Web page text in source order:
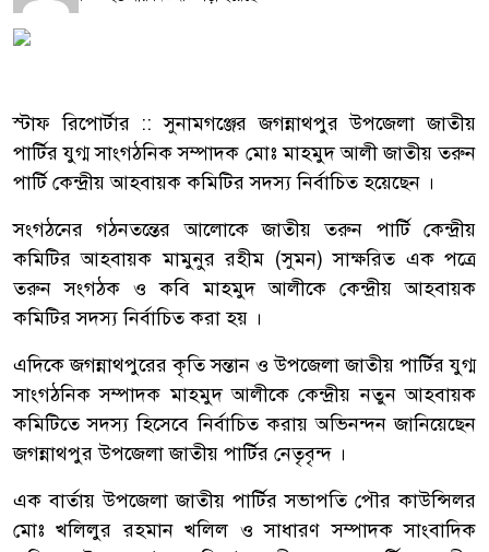
স্টাফ রিপোর্টার :: সুনামগঞ্জের জগন্নাথপুর উপজেলা জাতীয়
পার্টির যুগ্ম সাংগঠনিক সম্পাদক মোঃ মাহমুদ আলী জাতীয় তরুন
পার্টি কেন্দ্রীয় আহবায়ক কমিটির সদস্য নির্বাচিত হয়েছেন ।
সংগঠনের গঠনতন্তের আলোকে জাতীয় তরুন পার্টি কেন্দ্রীয়
কমিটির আহবায়ক মামুনুর রহীম (সুমন) সাক্ষরিত এক পত্রে
তরুন সংগঠক ও কবি মাহমুদ আলীকে কেন্দ্রীয় আহবায়ক
কমিটির সদস্য নির্বাচিত করা হয় ।
এদিকে জগন্নাথপুরের কৃতি সন্তান ও উপজেলা জাতীয় পার্টির যুগ্ম
সাংগঠনিক সম্পাদক মাহমুদ আলীকে কেন্দ্রীয় নতুন আহবায়ক
কমিটিতে সদস্য হিসেবে নির্বাচিত করায় অভিনন্দন জানিয়েছেন
জগন্নাথপুর উপজেলা জাতীয় পার্টির নেতৃবৃন্দ ।
এক বার্তায় উপজেলা জাতীয় পার্টির সভাপতি পৌর কাউন্সিলর
মোঃ খলিলুর রহমান খলিল ও সাধারণ সম্পাদক সাংবাদিক